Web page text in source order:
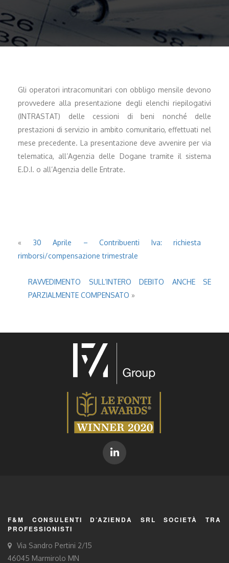
Gli operatori intracomunitari con obbligo mensile devono
provvedere alla presentazione degli elenchi riepilogativi
(INTRASTAT) delle cessioni di beni nonché delle
prestazioni di servizio in ambito comunitario, effettuati nel
mese precedente. La presentazione deve avvenire per via
telematica, all’Agenzia delle Dogane tramite il sistema
E.D.I. o all’Agenzia delle Entrate.
« 30 Aprile – Contribuenti Iva: richiesta
rimborsi/compensazione trimestrale
RAVVEDIMENTO SULL’INTERO DEBITO ANCHE SE
PARZIALMENTE COMPENSATO »
F&M CONSULENTI D’AZIENDA SRL SOCIETÀ TRA
PROFESSIONISTI
Via Sandro Pertini 2/15
46045 Marmirolo MN